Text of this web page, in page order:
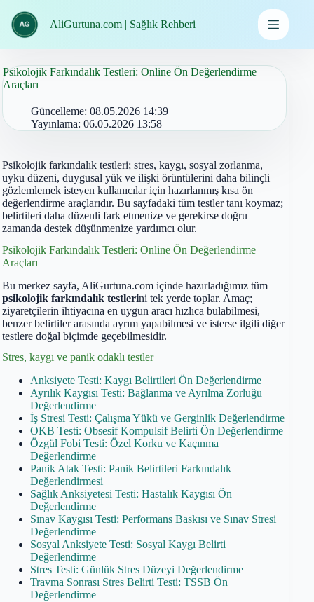
geç
AliGurtuna.com | Sağlık Rehberi
Psikolojik Farkındalık Testleri: Online Ön Değerlendirme
Araçları
Güncelleme: 08.05.2026 14:39
Yayınlama: 06.05.2026 13:58
Psikolojik farkındalık testleri; stres, kaygı, sosyal zorlanma,
uyku düzeni, duygusal yük ve ilişki örüntülerini daha bilinçli
gözlemlemek isteyen kullanıcılar için hazırlanmış kısa ön
değerlendirme araçlarıdır. Bu sayfadaki tüm testler tanı koymaz;
belirtileri daha düzenli fark etmenize ve gerekirse doğru
zamanda destek düşünmenize yardımcı olur.
Psikolojik Farkındalık Testleri: Online Ön Değerlendirme
Araçları
Bu merkez sayfa, AliGurtuna.com içinde hazırladığımız tüm
psikolojik farkındalık testlerini tek yerde toplar. Amaç;
ziyaretçilerin ihtiyacına en uygun aracı hızlıca bulabilmesi,
benzer belirtiler arasında ayrım yapabilmesi ve isterse ilgili diğer
testlere doğal biçimde geçebilmesidir.
Stres, kaygı ve panik odaklı testler
Anksiyete Testi: Kaygı Belirtileri Ön Değerlendirme
Ayrılık Kaygısı Testi: Bağlanma ve Ayrılma Zorluğu
Değerlendirme
İş Stresi Testi: Çalışma Yükü ve Gerginlik Değerlendirme
OKB Testi: Obsesif Kompulsif Belirti Ön Değerlendirme
Özgül Fobi Testi: Özel Korku ve Kaçınma
Değerlendirme
Panik Atak Testi: Panik Belirtileri Farkındalık
Değerlendirmesi
Sağlık Anksiyetesi Testi: Hastalık Kaygısı Ön
Değerlendirme
Sınav Kaygısı Testi: Performans Baskısı ve Sınav Stresi
Değerlendirme
Sosyal Anksiyete Testi: Sosyal Kaygı Belirti
Değerlendirme
Stres Testi: Günlük Stres Düzeyi Değerlendirme
Travma Sonrası Stres Belirti Testi: TSSB Ön
Değerlendirme